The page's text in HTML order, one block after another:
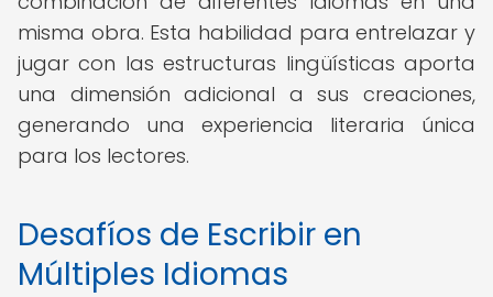
misma obra. Esta habilidad para entrelazar y
jugar con las estructuras lingüísticas aporta
una dimensión adicional a sus creaciones,
generando una experiencia literaria única
para los lectores.
Desafíos de Escribir en
Múltiples Idiomas